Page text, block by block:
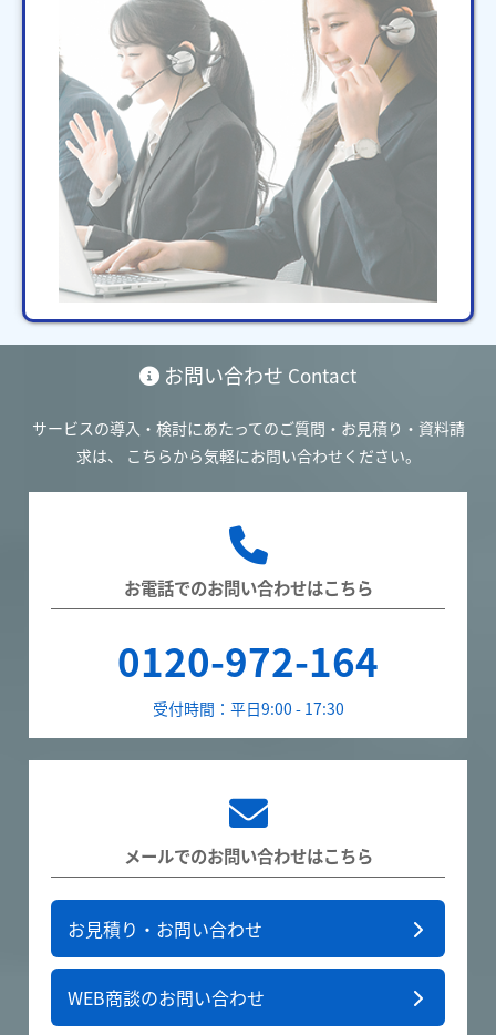
お問い合わせ Contact
サービスの導入・検討にあたってのご質問・お見積り・資料請
求は、
こちらから気軽にお問い合わせください。
お電話でのお問い合わせはこちら
0120-972-164
受付時間：平日9:00 - 17:30
メールでのお問い合わせはこちら
お見積り・お問い合わせ
WEB商談のお問い合わせ